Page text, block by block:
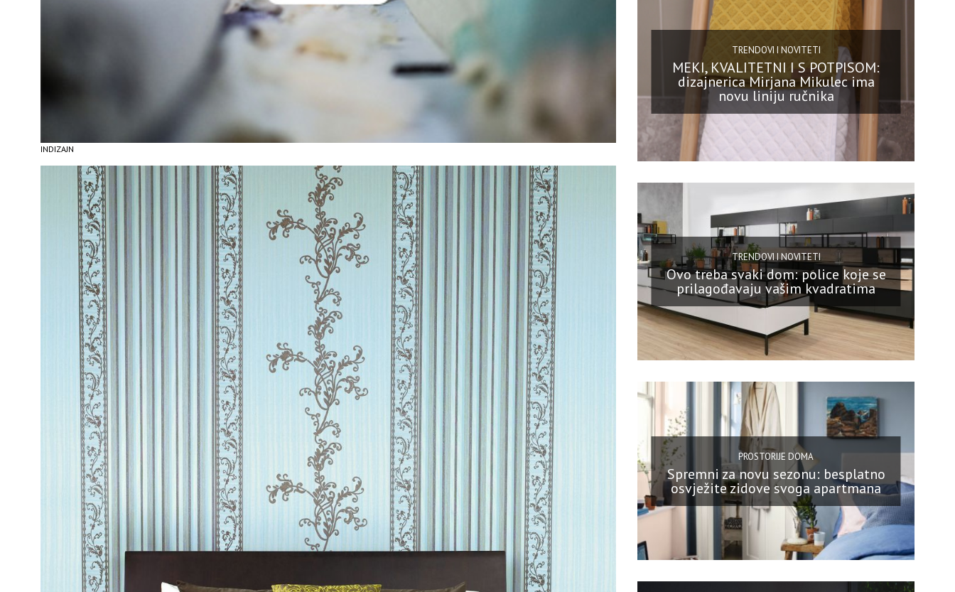
INDIZAJN
TRENDOVI I NOVITETI
MEKI, KVALITETNI I S POTPISOM:
dizajnerica Mirjana Mikulec ima
novu liniju ručnika
TRENDOVI I NOVITETI
Ovo treba svaki dom: police koje se
prilagođavaju vašim kvadratima
PROSTORIJE DOMA
Spremni za novu sezonu: besplatno
osvježite zidove svoga apartmana